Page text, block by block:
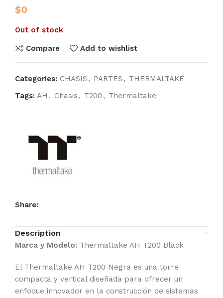
$0
Out of stock
Compare Add to wishlist
Categories: CHASIS , PARTES , THERMALTAKE
Tags: AH , Chasis , T200 , Thermaltake
Share:
Description
Marca y Modelo: Thermaltake AH T200 Black
El Thermaltake AH T200 Negra es una torre
compacta y vertical diseñada para ofrecer un
enfoque innovador en la construcción de sistemas